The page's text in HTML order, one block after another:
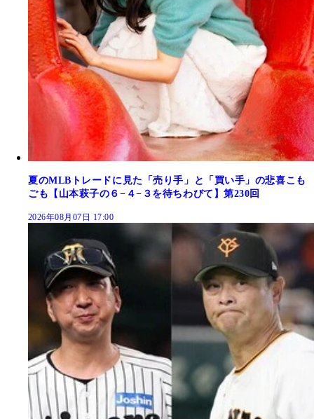
夏のMLBトレードに見た「売り手」と「買い手」の悲喜こも
ごも【山本萩子の６−４−３を待ちわびて】第230回
2026年08月07日 17:00